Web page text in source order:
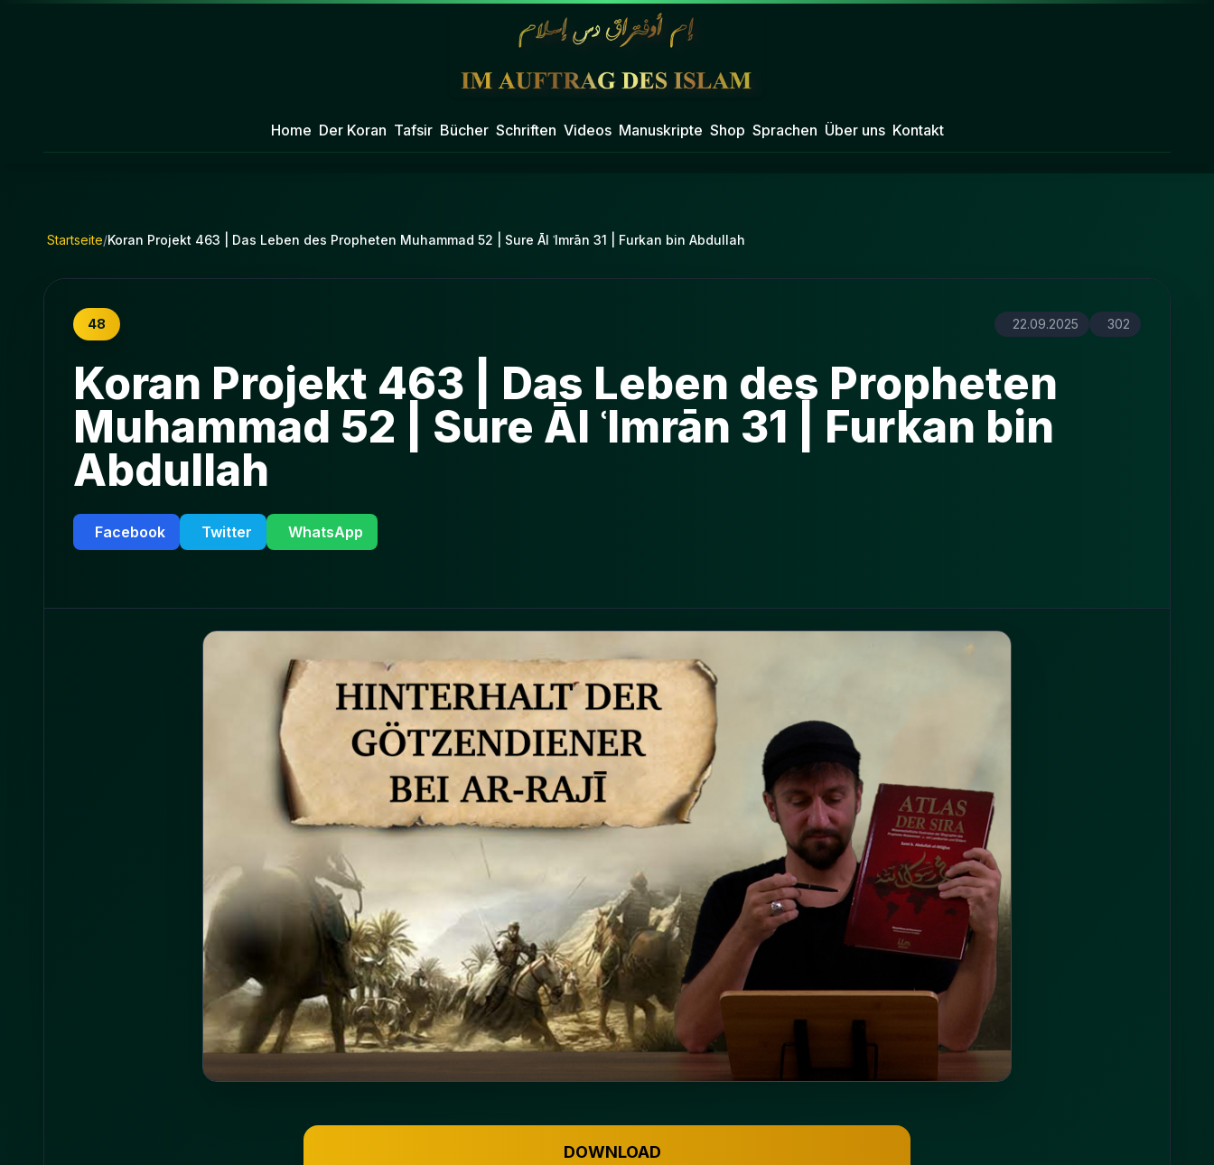
Home Der Koran Tafsir Bücher Schriften Videos Manuskripte Shop Sprachen Über uns Kontakt
Startseite/Koran Projekt 463 | Das Leben des Propheten Muhammad 52 | Sure Āl ʿImrān 31 | Furkan bin Abdullah
48 22.09.2025 302
Koran Projekt 463 | Das Leben des Propheten
Muhammad 52 | Sure Āl ʿImrān 31 | Furkan bin
Abdullah
Facebook Twitter WhatsApp
DOWNLOAD